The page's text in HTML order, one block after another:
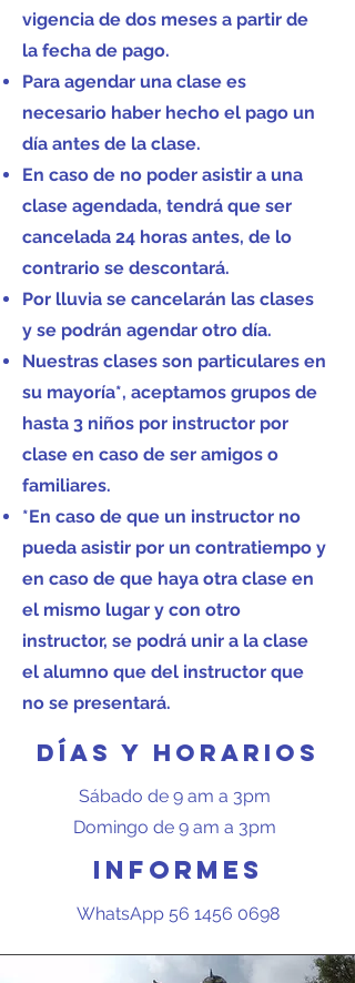
vigencia de dos meses a partir de
la fecha de pago.
Para agendar una clase es
necesario haber hecho el pago un
día antes de la clase.
En caso de no poder asistir a una
clase agendada, tendrá que ser
cancelada 24 horas antes, de lo
contrario se descontará.
Por lluvia se cancelarán las clases
y se podrán agendar otro día.
Nuestras clases son particulares en
su mayoría*, aceptamos grupos de
hasta 3 niños por instructor por
clase en caso de ser amigos o
familiares.
*En caso de que un instructor no
pueda asistir por un contratiempo y
en caso de que haya otra clase en
el mismo lugar y con otro
instructor, se podrá unir a la clase
el alumno que del instructor que
no se presentará.
Días y horarios
Sábado de 9 am a 3pm
Domingo de 9 am a 3pm
Informes
WhatsApp 56 1456 0698